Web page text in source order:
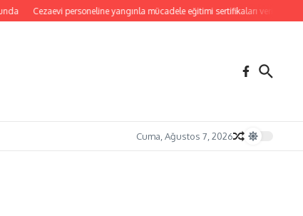
Cezaevi personeline yangınla mücadele eğitimi sertifikaları verildi
Cuma, Ağustos 7, 2026